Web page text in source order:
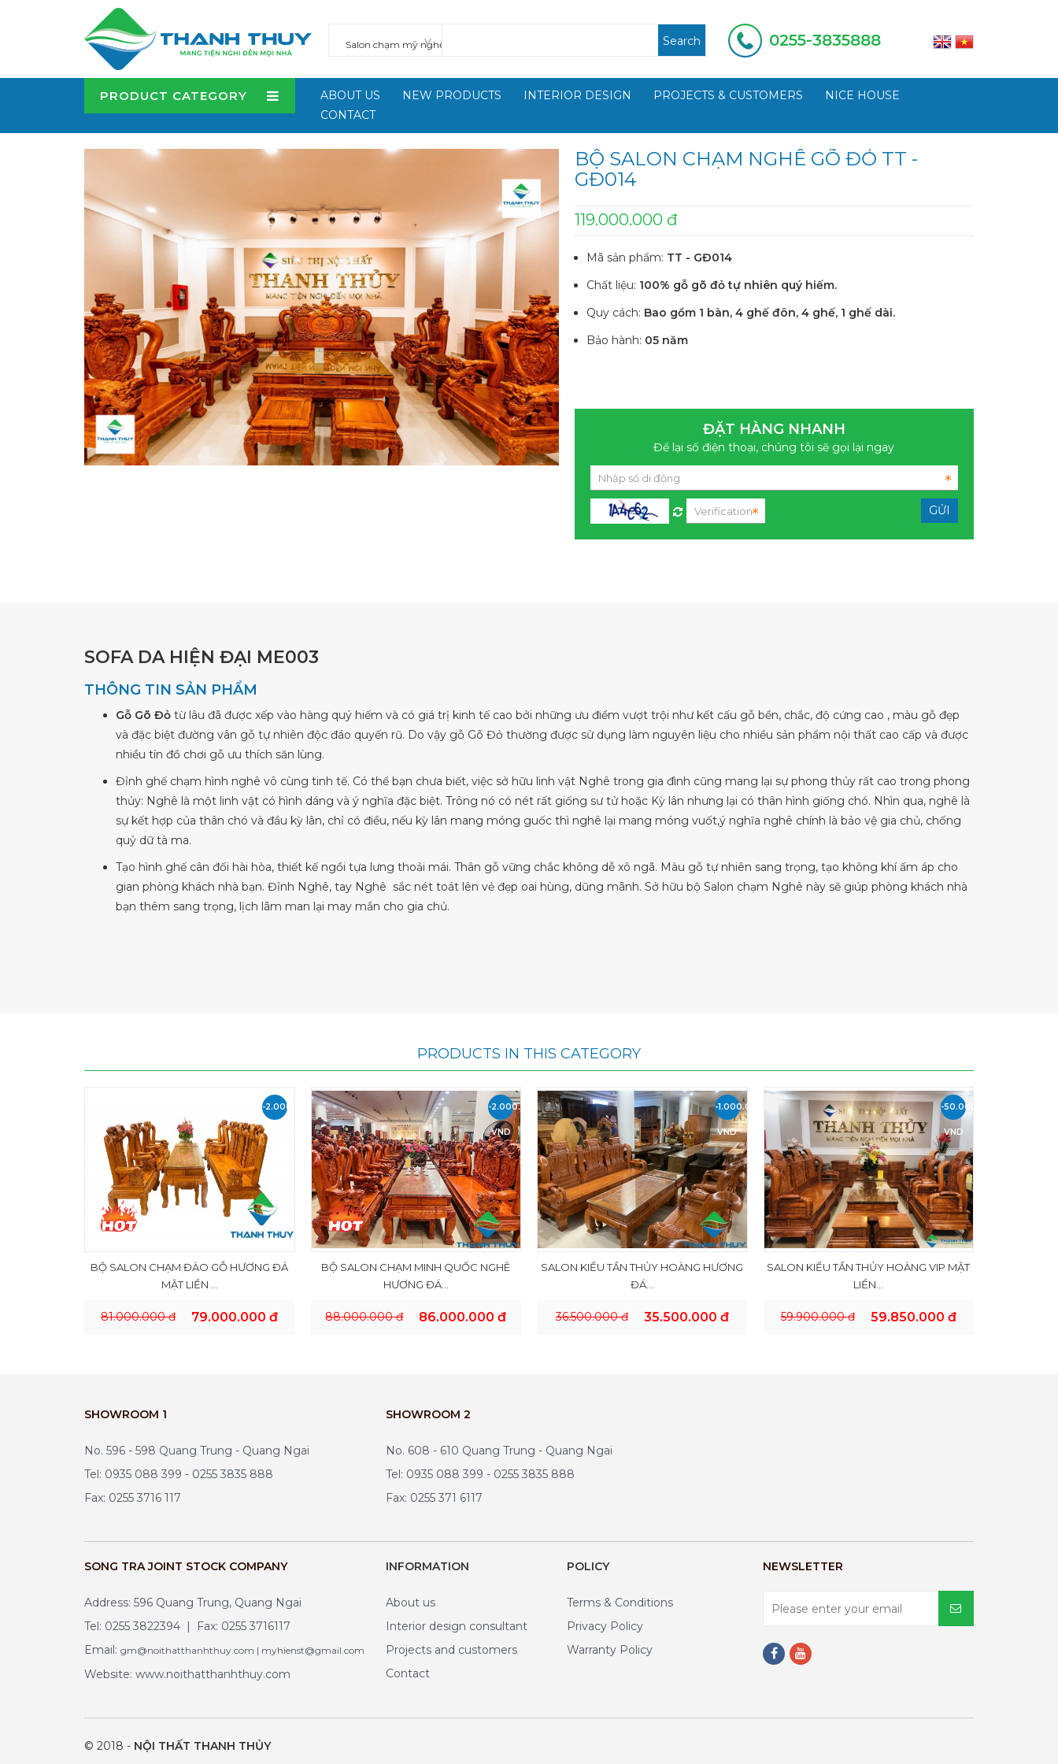
Search 0255-3835888
PRODUCT CATEGORY ABOUT US NEW PRODUCTS INTERIOR DESIGN PROJECTS & CUSTOMERS
NICE HOUSE
CONTACT
BỘ SALON CHẠM NGHÊ GÕ ĐỎ TT -
GĐ014
119.000.000 đ
Mã sản phẩm: TT - GĐ014
Chất liệu: 100% gỗ gõ đỏ tự nhiên quý hiếm.
Quy cách: Bao gồm 1 bàn, 4 ghế đôn, 4 ghế, 1 ghế dài.
Bảo hành: 05 năm
ĐẶT HÀNG NHANH
Để lại số điện thoại, chúng tôi sẽ gọi lại ngay
SOFA DA HIỆN ĐẠI ME003
THÔNG TIN SẢN PHẨM
Gỗ Gõ Đỏ từ lâu đã được xếp vào hàng quý hiếm và có giá trị kinh tế cao bởi những ưu điểm vượt trội như kết cấu gỗ bền, chắc, độ cứng cao , màu gỗ đẹp
và đặc biệt đường vân gỗ tự nhiên độc đáo quyến rũ. Do vậy gỗ Gõ Đỏ thường được sử dụng làm nguyên liệu cho nhiều sản phẩm nội thất cao cấp và được
nhiều tín đồ chơi gỗ ưu thích săn lùng.
Đỉnh ghế chạm hình nghê vô cùng tinh tế. Có thể bạn chưa biết, việc sở hữu linh vật Nghê trong gia đình cũng mang lại sự phong thủy rất cao trong phong
thủy: Nghê là một linh vật có hình dáng và ý nghĩa đặc biệt. Trông nó có nét rất giống sư tử hoặc Kỳ lân nhưng lại có thân hình giống chó. Nhìn qua, nghê là
sự kết hợp của thân chó và đầu kỳ lân, chỉ có điều, nếu kỳ lân mang móng guốc thì nghê lại mang móng vuốt,ý nghĩa nghê chính là bảo vệ gia chủ, chống
quỷ dữ tà ma.
Tạo hình ghế cân đối hài hòa, thiết kế ngồi tựa lưng thoải mái. Thân gỗ vững chắc không dễ xô ngã. Màu gỗ tự nhiên sang trọng, tạo không khí ấm áp cho
gian phòng khách nhà bạn. Đỉnh Nghê, tay Nghê sắc nét toát lên vẻ đẹp oai hùng, dũng mãnh. Sở hữu bộ Salon chạm Nghê này sẽ giúp phòng khách nhà
bạn thêm sang trọng, lịch lãm man lại may mắn cho gia chủ.
PRODUCTS IN THIS CATEGORY
-2.000.000
VND
BỘ SALON CHẠM ĐÀO GỖ HƯƠNG ĐÁ
MẶT LIỀN ...
81.000.000 đ 79.000.000 đ
-2.000.000
VND
BỘ SALON CHẠM MINH QUỐC NGHÊ
HƯƠNG ĐÁ...
88.000.000 đ 86.000.000 đ
-1.000.000
VND
SALON KIỂU TẦN THỦY HOÀNG HƯƠNG
ĐÁ...
36.500.000 đ 35.500.000 đ
-50.000
VND
SALON KIỂU TẦN THỦY HOÀNG VIP MẶT
LIỀN...
59.900.000 đ 59.850.000 đ
SHOWROOM 1
No. 596 - 598 Quang Trung - Quang Ngai
Tel: 0935 088 399 - 0255 3835 888
Fax: 0255 3716 117
SHOWROOM 2
No. 608 - 610 Quang Trung - Quang Ngai
Tel: 0935 088 399 - 0255 3835 888
Fax: 0255 371 6117
SONG TRA JOINT STOCK COMPANY
Address: 596 Quang Trung, Quang Ngai
Tel: 0255 3822394 | Fax: 0255 3716117
Email: gm@noithatthanhthuy.com | myhienst@gmail.com
Website: www.noithatthanhthuy.com
INFORMATION
About us
Interior design consultant
Projects and customers
Contact
POLICY
Terms & Conditions
Privacy Policy
Warranty Policy
NEWSLETTER
© 2018 - NỘI THẤT THANH THỦY